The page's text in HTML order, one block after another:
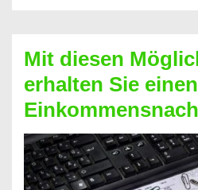
Mit diesen
erhalten Sie